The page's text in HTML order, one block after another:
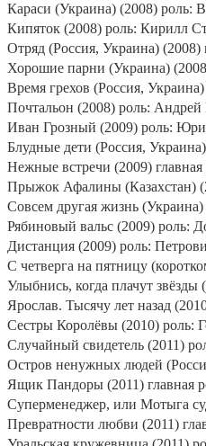
Караси (Украина) (2008) роль:
Кипяток (2008) роль: Кирилл
Отряд (Россия, Украина) (2008)
Хорошие парни (Украина)
Время грехов (Россия,
Почтальон (2008) роль: Андрей
Иван Грозный (2009) роль:
Блудные дети (Россия,
Нежные встречи (2009)
Прыжок Афалины (Казахстан)
Совсем другая жизнь
Рябиновый вальс (2009) роль:
Дистанция (2009) роль:
С четверга на пятницу
Улыбнись, когда плачут
Ярослав. Тысячу лет назад
Сестры Королёвы (2010)
Случайный свидетель (2011)
Остров ненужных людей
Ящик Пандоры (2011) главная
Суперменеджер, или Мотыга
Превратности любви (2011)